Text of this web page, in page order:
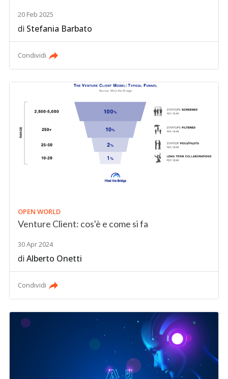
20 Feb 2025
di Stefania Barbato
Condividi
OPEN WORLD
Venture Client: cos'è e come si fa
30 Apr 2024
diAlberto Onetti
Condividi